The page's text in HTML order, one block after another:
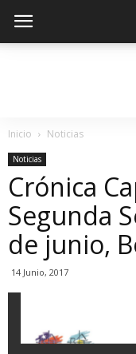
Inicio Noticias
Noticias
Crónica
Segunda
de junio,
14 Junio, 2017